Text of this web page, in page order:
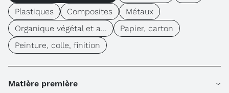
Plastiques
Composites
Métaux
Organique végétal et a...
Papier, carton
Peinture, colle, finition
Matière première